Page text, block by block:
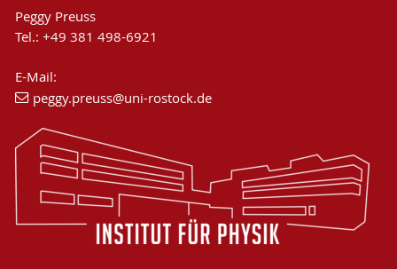
Peggy Preuss
Tel.: +49 381 498-6921
E-Mail:
peggy.preuss@uni-rostock.de